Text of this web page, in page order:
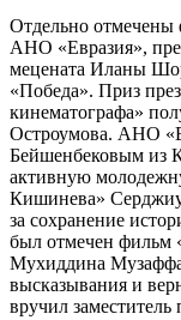
Отдельно отмечены
АНО «Евразия»,
мецената Иланы
«Победа». Приз
кинематографа»
Остроумова. АНО
Бейшенбековым из
активную
Кишинева»
за сохранение
был отмечен фильм
Мухиддина
высказывания и
вручил